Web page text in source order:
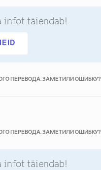
infot täiendab!
ПЕРЕВОДА. ЗАМЕТИЛИ ОШИБКУ?
ПЕРЕВОДА. ЗАМЕТИЛИ ОШИБКУ?
infot täiendab!